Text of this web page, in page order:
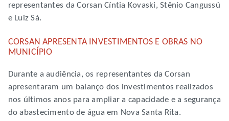
representantes da Corsan Cíntia Kovaski, Stênio Cangussú
e Luiz Sá.
CORSAN APRESENTA INVESTIMENTOS E OBRAS NO
MUNICÍPIO
Durante a audiência, os representantes da Corsan
apresentaram um balanço dos investimentos realizados
nos últimos anos para ampliar a capacidade e a segurança
do abastecimento de água em Nova Santa Rita.